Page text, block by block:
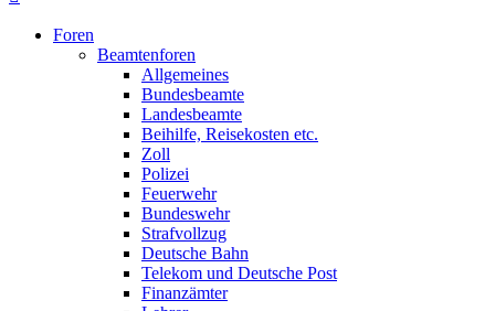
Foren
Beamtenforen
Allgemeines
Bundesbeamte
Landesbeamte
Beihilfe, Reisekosten etc.
Zoll
Polizei
Feuerwehr
Bundeswehr
Strafvollzug
Deutsche Bahn
Telekom und Deutsche Post
Finanzämter